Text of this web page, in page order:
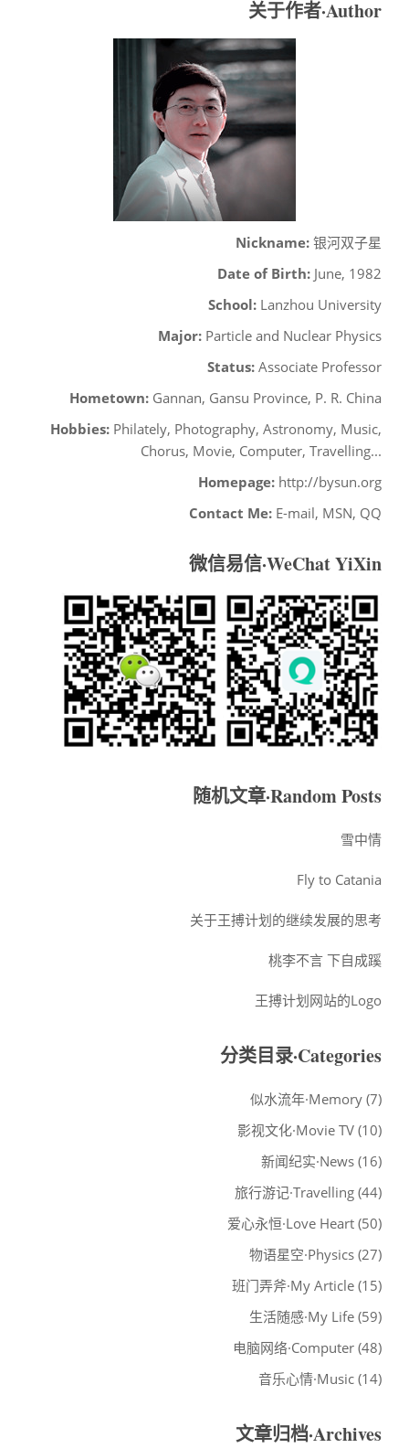
关于作者·Author
Nickname: 银河双子星
Date of Birth: June, 1982
School: Lanzhou University
Major: Particle and Nuclear Physics
Status: Associate Professor
Hometown: Gannan, Gansu Province, P. R. China
Hobbies: Philately, Photography, Astronomy, Music,
Chorus, Movie, Computer, Travelling...
Homepage: http://bysun.org
Contact Me: E-mail, MSN, QQ
微信易信·WeChat YiXin
随机文章·Random Posts
雪中情
Fly to Catania
关于王搏计划的继续发展的思考
桃李不言 下自成蹊
王搏计划网站的Logo
分类目录·Categories
似水流年·Memory (7)
影视文化·Movie TV (10)
新闻纪实·News (16)
旅行游记·Travelling (44)
爱心永恒·Love Heart (50)
物语星空·Physics (27)
班门弄斧·My Article (15)
生活随感·My Life (59)
电脑网络·Computer (48)
音乐心情·Music (14)
文章归档·Archives